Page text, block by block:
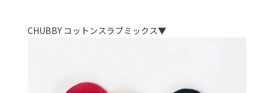
CHUBBY コットンスラブミックス▼